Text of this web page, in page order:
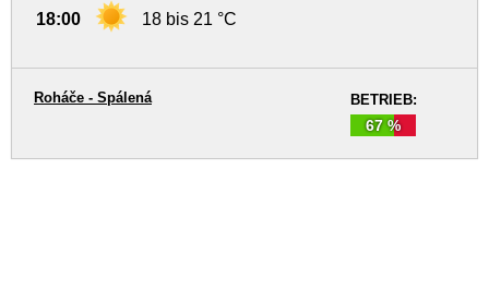
18:00 18 bis 21 °C
BETRIEB:
67 %
Roháče - Spálená